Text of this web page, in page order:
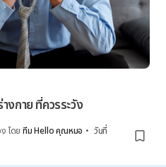
งกาย ที่ควรระวัง
โดย ทีม Hello คุณหมอ • วันที่